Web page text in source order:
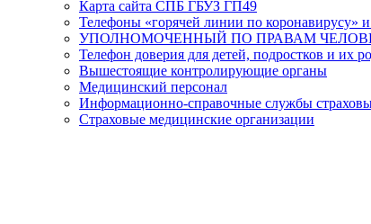
Карта сайта СПБ ГБУЗ ГП49
Телефоны «горячей линии по коронавирусу»
УПОЛНОМОЧЕННЫЙ ПО ПРАВАМ
Телефон доверия для детей, подростков и их
Вышестоящие контролирующие органы
Медицинский персонал
Информационно-справочные службы
Страховые медицинские организации